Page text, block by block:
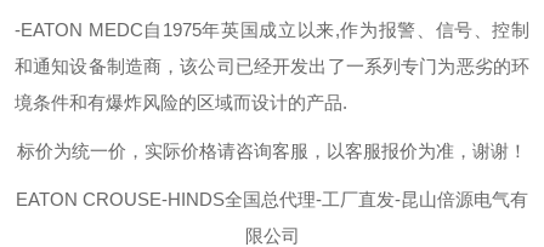
-EATON MEDC自 1975年英国成立以来,作为报警、信号、控制
和通知设备制造商，该公司已经开发出了一系列专门为恶劣的环
境条件和有爆炸风险的区域而设计的产品.
标价为统一价，实际价格请咨询客服，以客服报价为准，谢谢！
EATON CROUSE-HINDS全国总代理-工厂直发-昆山倍源电气有
限公司